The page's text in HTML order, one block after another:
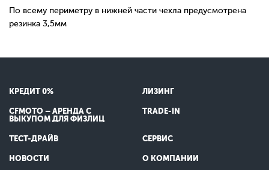
По всему периметру в нижней части чехла предусмотрена
резинка 3,5мм
КРЕДИТ 0% ЛИЗИНГ
CFMOTO – АРЕНДА С
ВЫКУПОМ ДЛЯ ФИЗЛИЦ
TRADE-IN
ТЕСТ-ДРАЙВ СЕРВИС
НОВОСТИ О КОМПАНИИ